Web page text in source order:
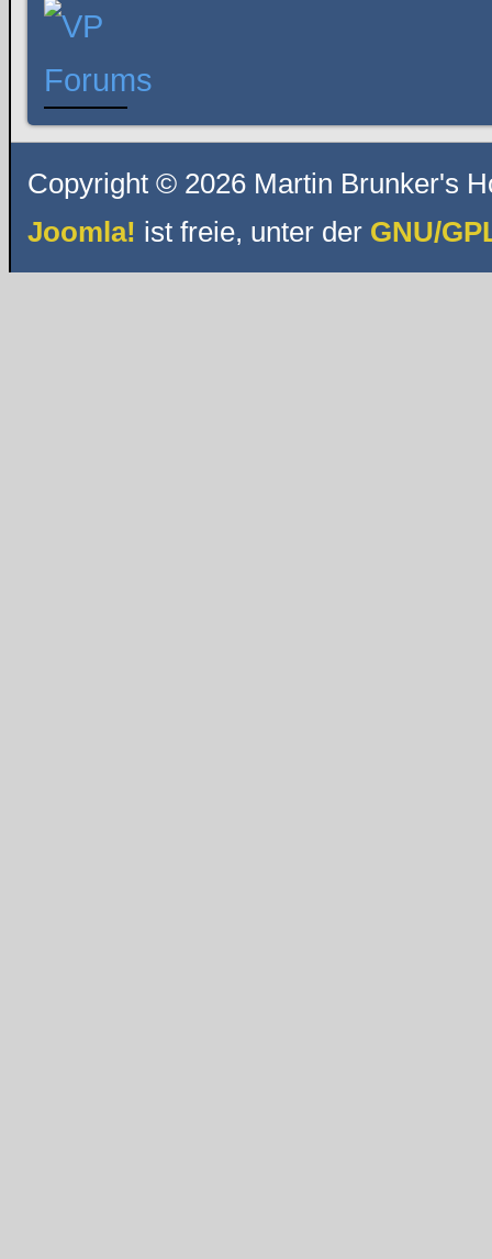
Copyright © 2026 Martin Brunker's
Joomla! ist freie, unter der GNU/